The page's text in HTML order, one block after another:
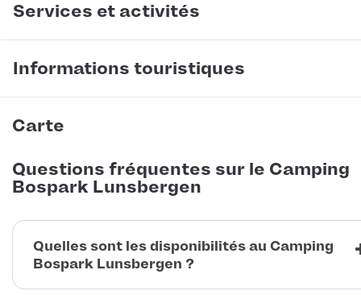
Services et activités
Informations touristiques
Carte
Questions fréquentes sur le Camping
Bospark Lunsbergen
Quelles sont les disponibilités au Camping
Bospark Lunsbergen ?